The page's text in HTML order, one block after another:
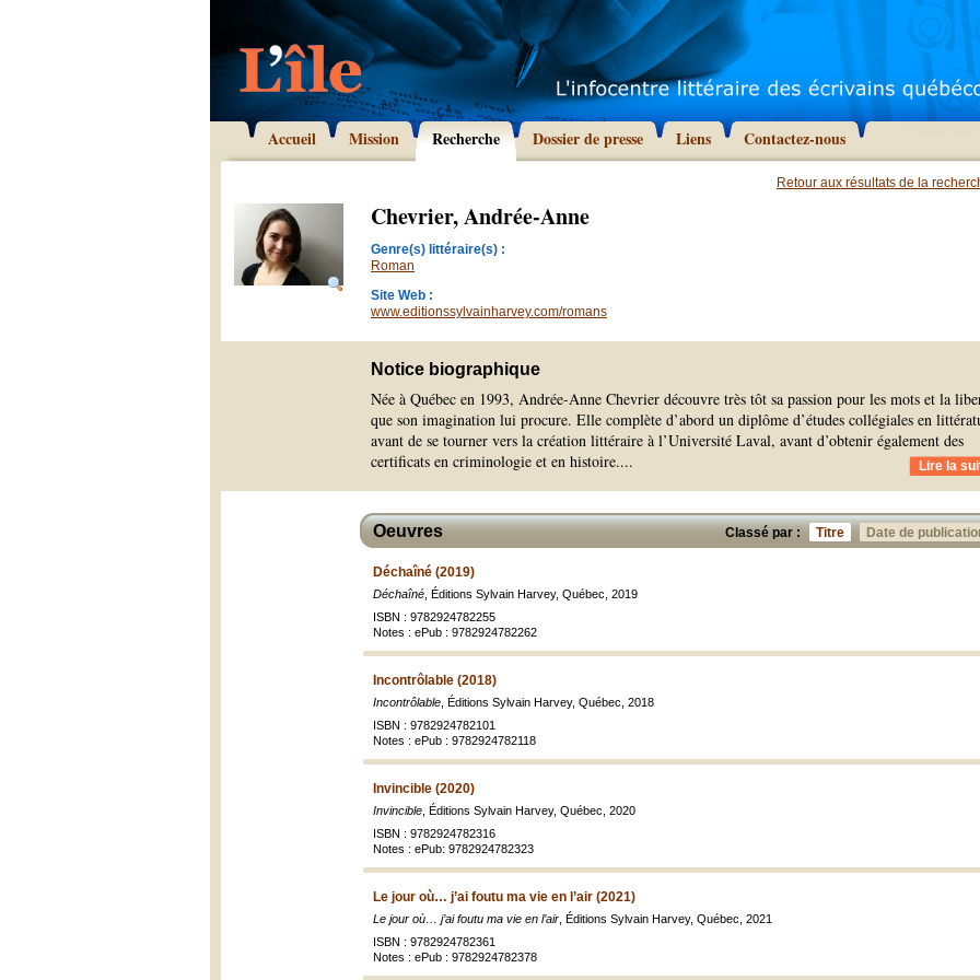
Accueil Mission Recherche Dossier de presse Liens Contactez-nous
Retour aux résultats de la
Chevrier, Andrée-Anne
Genre(s) littéraire(s) :
Roman
Site Web :
www.editionssylvainharvey.com/romans
Notice biographique
Née à Québec en 1993, Andrée-Anne Chevrier découvre très tôt sa passion pour les mots et la
que son imagination lui procure. Elle complète d’abord un diplôme d’études collégiales en
avant de se tourner vers la création littéraire à l’Université Laval, avant d’obtenir également des
certificats en criminologie et en histoire.... Lire la
Classé par : Titre Date de
Oeuvres
Déchaîné (2019)
Déchaîné , Éditions Sylvain Harvey, Québec, 2019
ISBN : 9782924782255
Notes : ePub : 9782924782262
Incontrôlable (2018)
Incontrôlable , Éditions Sylvain Harvey, Québec, 2018
ISBN : 9782924782101
Notes : ePub : 9782924782118
Invincible (2020)
Invincible , Éditions Sylvain Harvey, Québec, 2020
ISBN : 9782924782316
Notes : ePub: 9782924782323
Le jour où… j’ai foutu ma vie en l’air (2021)
Le jour où… j’ai foutu ma vie en l’air , Éditions Sylvain Harvey, Québec, 2021
ISBN : 9782924782361
Notes : ePub : 9782924782378